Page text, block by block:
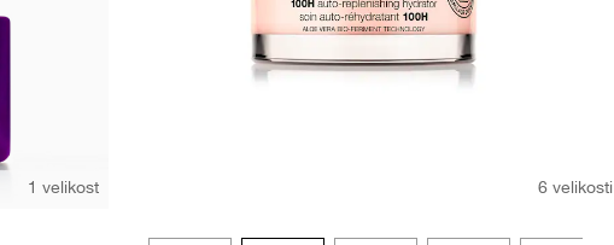
1 velikost 6 velikosti